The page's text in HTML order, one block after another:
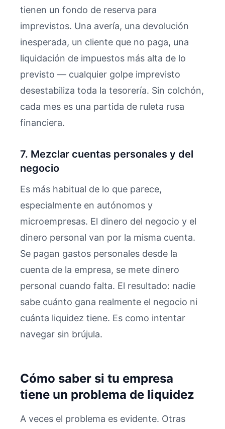
tienen un fondo de reserva para
imprevistos. Una avería, una devolución
inesperada, un cliente que no paga, una
liquidación de impuestos más alta de lo
previsto — cualquier golpe imprevisto
desestabiliza toda la tesorería. Sin colchón,
cada mes es una partida de ruleta rusa
financiera.
7. Mezclar cuentas personales y del
negocio
Es más habitual de lo que parece,
especialmente en autónomos y
microempresas. El dinero del negocio y el
dinero personal van por la misma cuenta.
Se pagan gastos personales desde la
cuenta de la empresa, se mete dinero
personal cuando falta. El resultado: nadie
sabe cuánto gana realmente el negocio ni
cuánta liquidez tiene. Es como intentar
navegar sin brújula.
Cómo saber si tu empresa
tiene un problema de liquidez
A veces el problema es evidente. Otras